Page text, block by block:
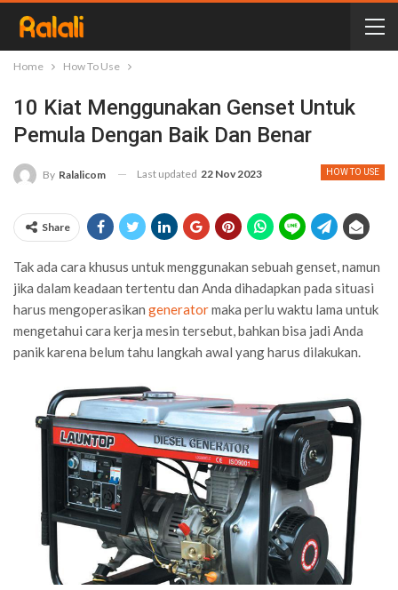
Home How To Use
10 Kiat Menggunakan Genset Untuk
Pemula Dengan Baik Dan Benar
HOW TO USE
By Ralalicom Last updated 22 Nov 2023
Share
Tak ada cara khusus untuk menggunakan sebuah genset, namun
jika dalam keadaan tertentu dan Anda dihadapkan pada situasi
harus mengoperasikan generatormaka perlu waktu lama untuk
mengetahui cara kerja mesin tersebut, bahkan bisa jadi Anda
panik karena belum tahu langkah awal yang harus dilakukan.